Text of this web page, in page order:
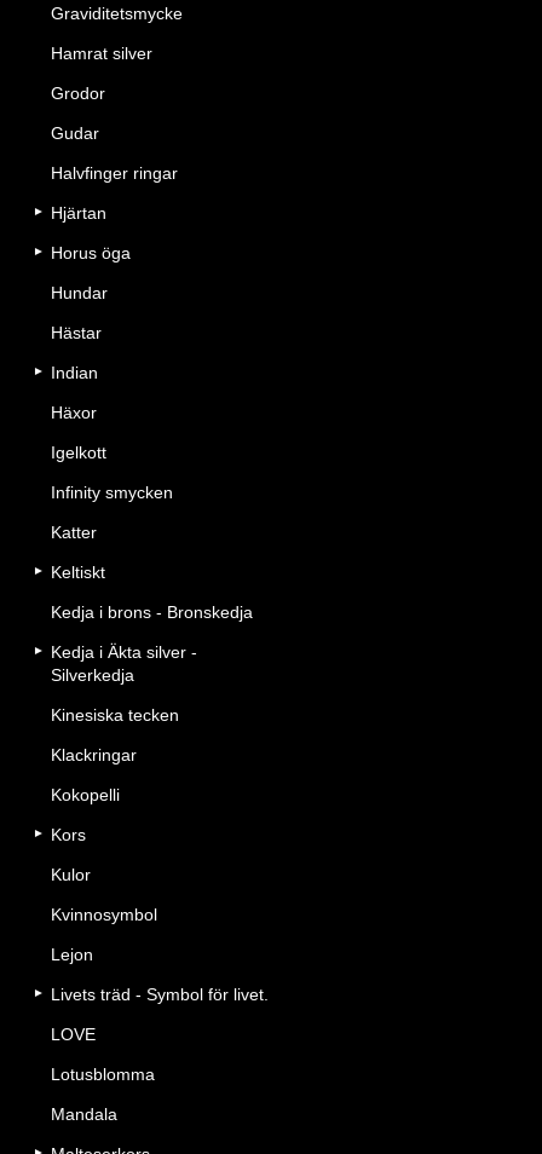
Graviditetsmycke
Hamrat silver
Grodor
Gudar
Halvfinger ringar
Hjärtan
Horus öga
Hundar
Hästar
Indian
Häxor
Igelkott
Infinity smycken
Katter
Keltiskt
Kedja i brons - Bronskedja
Kedja i Äkta silver -
Silverkedja
Kinesiska tecken
Klackringar
Kokopelli
Kors
Kulor
Kvinnosymbol
Lejon
Livets träd - Symbol för livet.
LOVE
Lotusblomma
Mandala